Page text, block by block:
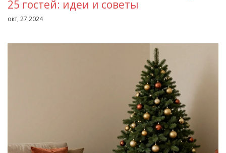
25 гостей: идеи и советы
окт, 27 2024